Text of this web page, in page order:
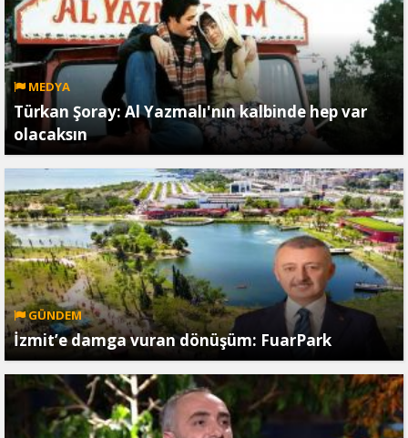
MEDYA
Türkan Şoray: Al Yazmalı'nın kalbinde hep var
olacaksın
GÜNDEM
İzmit’e damga vuran dönüşüm: FuarPark